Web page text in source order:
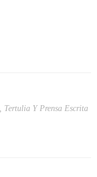
Tertulia Y Prensa Escrita